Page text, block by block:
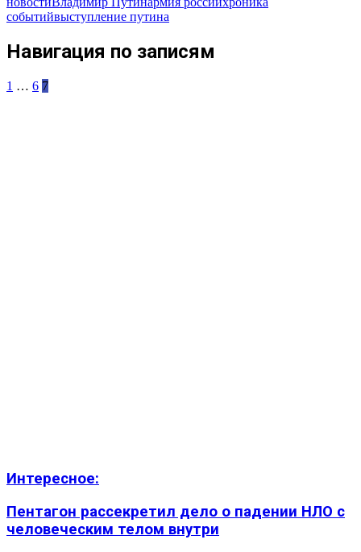
событийвыступление путина
Навигация по записям
1 … 6 7
Интересное:
Пентагон рассекретил дело о падении НЛО с
человеческим телом внутри